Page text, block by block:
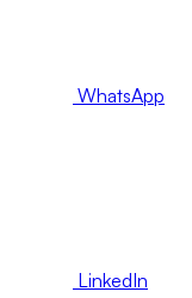
WhatsApp
LinkedIn